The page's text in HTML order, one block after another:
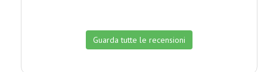
Guarda tutte le recensioni